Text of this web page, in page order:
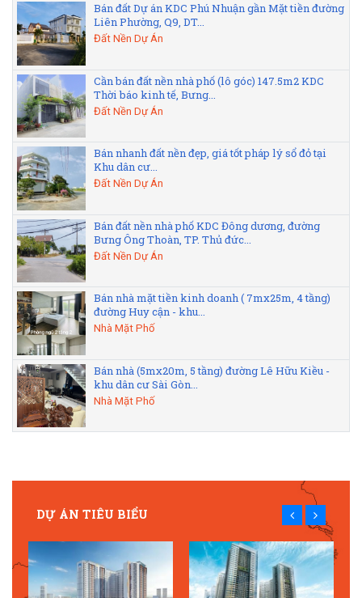
Bán đất Dự án KDC Phú Nhuận gần Mặt tiền đường
Liên Phường, Q9, DT...
Đất Nền Dự Án
Cần bán đất nền nhà phố (lô góc) 147.5m2 KDC
Thời báo kinh tế, Bưng...
Đất Nền Dự Án
Bán nhanh đất nền đẹp, giá tốt pháp lý sổ đỏ tại
Khu dân cư...
Đất Nền Dự Án
Bán đất nền nhà phố KDC Đông dương, đường
Bưng Ông Thoàn, TP. Thủ đức...
Đất Nền Dự Án
Bán nhà mặt tiền kinh doanh ( 7mx25m, 4 tầng)
đường Huy cận - khu...
Nhà Mặt Phố
Bán nhà (5mx20m, 5 tầng) đường Lê Hữu Kiều -
khu dân cư Sài Gòn...
Nhà Mặt Phố
DỰ ÁN TIÊU BIỂU